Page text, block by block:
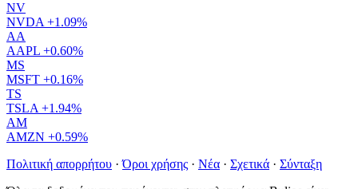
NV
NVDA +1.09%
AA
AAPL +0.60%
MS
MSFT +0.16%
TS
TSLA +1.94%
AM
AMZN +0.59%
Πολιτική απορρήτου · Όροι χρήσης · Νέα · Σχετικά · Σύνταξη